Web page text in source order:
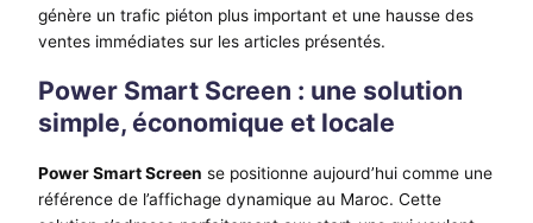
génère un trafic piéton plus important et une hausse des
ventes immédiates sur les articles présentés.
Power Smart Screen : une solution
simple, économique et locale
Power Smart Screen se positionne aujourd’hui comme une
référence de l’affichage dynamique au Maroc. Cette